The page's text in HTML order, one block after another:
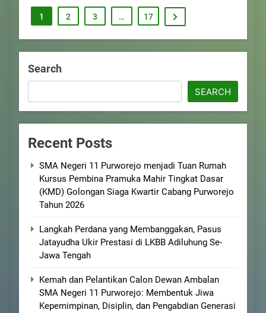
1 2 3 … 17
Search
SEARCH
Recent Posts
SMA Negeri 11 Purworejo menjadi Tuan Rumah
Kursus Pembina Pramuka Mahir Tingkat Dasar
(KMD) Golongan Siaga Kwartir Cabang Purworejo
Tahun 2026
Langkah Perdana yang Membanggakan, Pasus
Jatayudha Ukir Prestasi di LKBB Adiluhung Se-
Jawa Tengah
Kemah dan Pelantikan Calon Dewan Ambalan
SMA Negeri 11 Purworejo: Membentuk Jiwa
Kepemimpinan, Disiplin, dan Pengabdian Generasi